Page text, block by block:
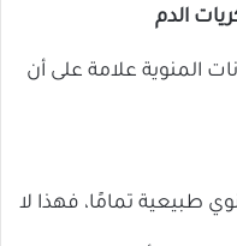
الدم
المنوية علامة على أن
طبيعية تمامًا، فهذا لا